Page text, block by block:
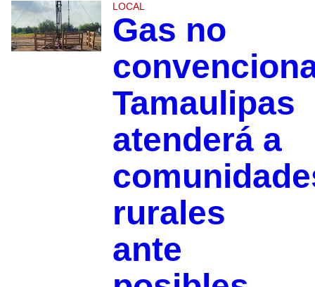
LOCAL
Gas no
Tamaulipas
atenderá a
rurales
ante